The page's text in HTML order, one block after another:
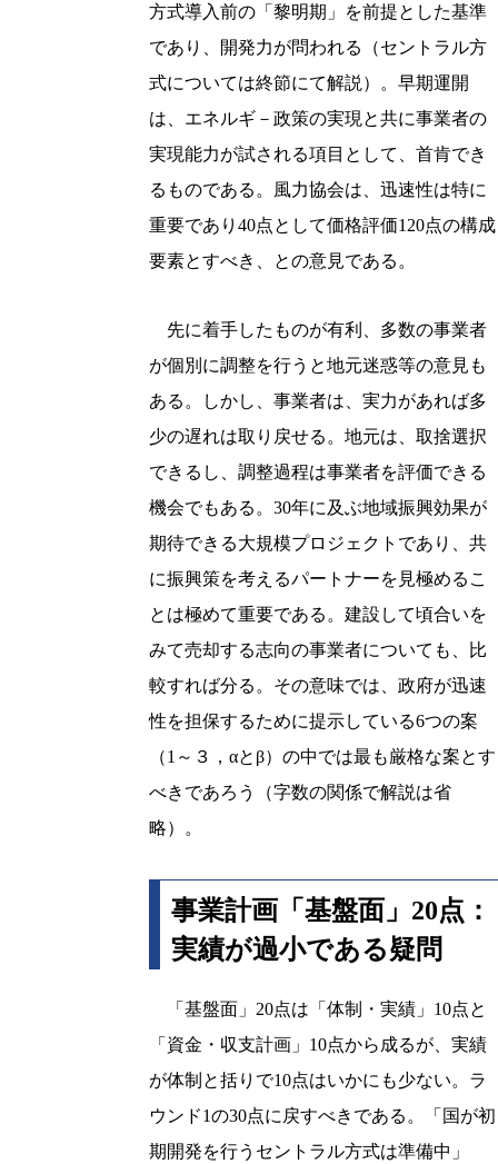
方式導入前の「黎明期」を前提とした基準
であり、開発力が問われる（セントラル方
式については終節にて解説）。早期運開
は、エネルギ－政策の実現と共に事業者の
実現能力が試される項目として、首肯でき
るものである。風力協会は、迅速性は特に
重要であり40点として価格評価120点の構成
要素とすべき、との意見である。
先に着手したものが有利、多数の事業者
が個別に調整を行うと地元迷惑等の意見も
ある。しかし、事業者は、実力があれば多
少の遅れは取り戻せる。地元は、取捨選択
できるし、調整過程は事業者を評価できる
機会でもある。30年に及ぶ地域振興効果が
期待できる大規模プロジェクトであり、共
に振興策を考えるパートナーを見極めるこ
とは極めて重要である。建設して頃合いを
みて売却する志向の事業者についても、比
較すれば分る。その意味では、政府が迅速
性を担保するために提示している6つの案
（1～３，αとβ）の中では最も厳格な案とす
べきであろう（字数の関係で解説は省
略）。
事業計画「基盤面」20点：
実績が過小である疑問
「基盤面」20点は「体制・実績」10点と
「資金・収支計画」10点から成るが、実績
が体制と括りで10点はいかにも少ない。ラ
ウンド1の30点に戻すべきである。「国が初
期開発を行うセントラル方式は準備中」